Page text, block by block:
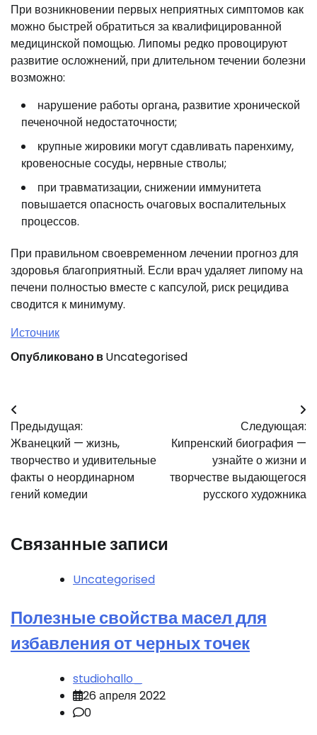
При возникновении первых неприятных симптомов как
можно быстрей обратиться за квалифицированной
медицинской помощью. Липомы редко провоцируют
развитие осложнений, при длительном течении болезни
возможно:
нарушение работы органа, развитие хронической
печеночной недостаточности;
крупные жировики могут сдавливать паренхиму,
кровеносные сосуды, нервные стволы;
при травматизации, снижении иммунитета
повышается опасность очаговых воспалительных
процессов.
При правильном своевременном лечении прогноз для
здоровья благоприятный. Если врач удаляет липому на
печени полностью вместе с капсулой, риск рецидива
сводится к минимуму.
Источник
Опубликовано вUncategorised
Навигация
по
записям
Предыдущая:
Жванецкий — жизнь,
творчество и удивительные
факты о неординарном
гений комедии
Следующая:
Кипренский биография —
узнайте о жизни и
творчестве выдающегося
русского художника
Связанные записи
Uncategorised
Полезные свойства масел для
избавления от черных точек
studiohallo_
26 апреля 2022
0